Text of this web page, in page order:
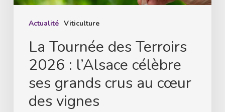
Actualité Viticulture
ses
grands
cœur
vignes
La Tournée des Terroirs
2026 : l’Alsace célèbre
ses grands crus au cœur
des vignes